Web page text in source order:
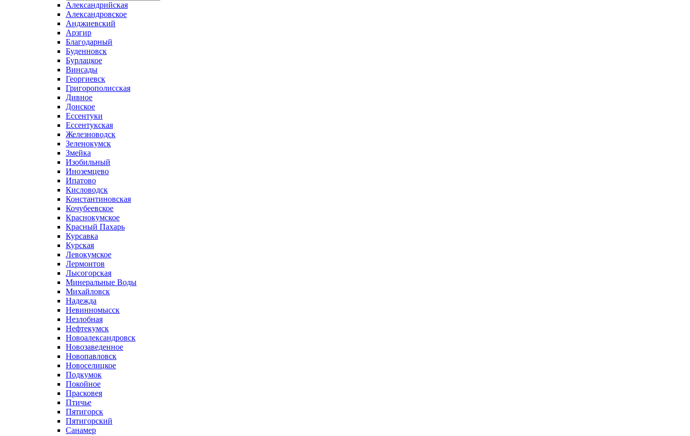
Александрийская
Александровское
Анджиевский
Арзгир
Благодарный
Буденновск
Бурлацкое
Винсады
Георгиевск
Григорополисская
Дивное
Донское
Ессентуки
Ессентукская
Железноводск
Зеленокумск
Змейка
Изобильный
Иноземцево
Ипатово
Кисловодск
Константиновская
Кочубеевское
Краснокумское
Красный Пахарь
Курсавка
Курская
Левокумское
Лермонтов
Лысогорская
Минеральные Воды
Михайловск
Надежда
Невинномысск
Незлобная
Нефтекумск
Новоалександровск
Новозаведенное
Новопавловск
Новоселицкое
Подкумок
Покойное
Прасковея
Птичье
Пятигорск
Пятигорский
Санамер